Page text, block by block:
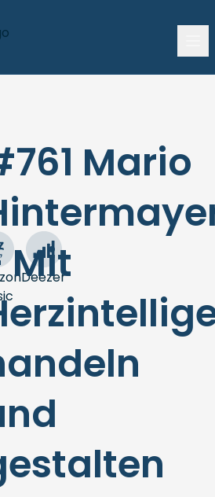
Deezer
Mario